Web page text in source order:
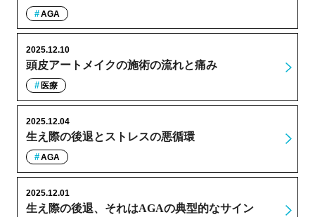
AGA
頭皮アートメイクの施術の流れと痛み
2025.12.10
医療
生え際の後退とストレスの悪循環
2025.12.04
AGA
生え際の後退、それはAGAの典型的なサイン
2025.12.01